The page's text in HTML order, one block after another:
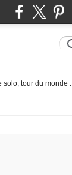
solo, tour du monde .